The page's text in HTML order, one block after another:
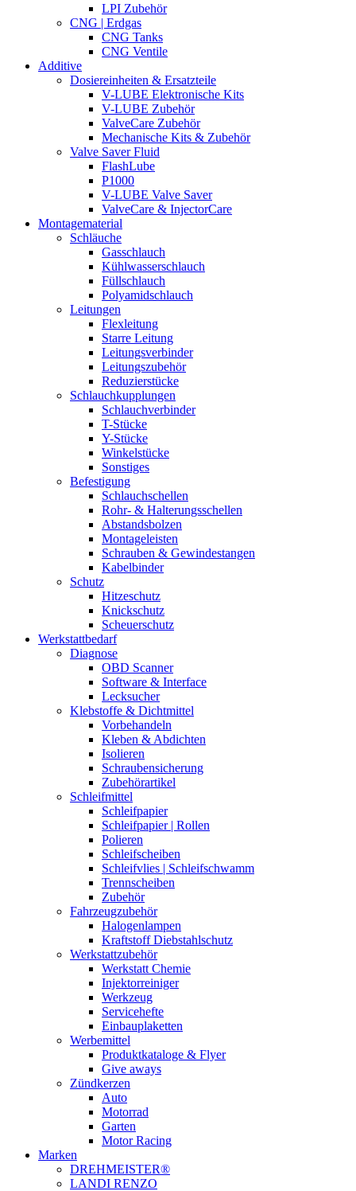
LPI Zubehör
CNG | Erdgas
CNG Tanks
CNG Ventile
Additive
Dosiereinheiten & Ersatzteile
V-LUBE Elektronische Kits
V-LUBE Zubehör
ValveCare Zubehör
Mechanische Kits & Zubehör
Valve Saver Fluid
FlashLube
P1000
V-LUBE Valve Saver
ValveCare & InjectorCare
Montagematerial
Schläuche
Gasschlauch
Kühlwasserschlauch
Füllschlauch
Polyamidschlauch
Leitungen
Flexleitung
Starre Leitung
Leitungsverbinder
Leitungszubehör
Reduzierstücke
Schlauchkupplungen
Schlauchverbinder
T-Stücke
Y-Stücke
Winkelstücke
Sonstiges
Befestigung
Schlauchschellen
Rohr- & Halterungsschellen
Abstandsbolzen
Montageleisten
Schrauben & Gewindestangen
Kabelbinder
Schutz
Hitzeschutz
Knickschutz
Scheuerschutz
Werkstattbedarf
Diagnose
OBD Scanner
Software & Interface
Lecksucher
Klebstoffe & Dichtmittel
Vorbehandeln
Kleben & Abdichten
Isolieren
Schraubensicherung
Zubehörartikel
Schleifmittel
Schleifpapier
Schleifpapier | Rollen
Polieren
Schleifscheiben
Schleifvlies | Schleifschwamm
Trennscheiben
Zubehör
Fahrzeugzubehör
Halogenlampen
Kraftstoff Diebstahlschutz
Werkstattzubehör
Werkstatt Chemie
Injektorreiniger
Werkzeug
Servicehefte
Einbauplaketten
Werbemittel
Produktkataloge & Flyer
Give aways
Zündkerzen
Auto
Motorrad
Garten
Motor Racing
Marken
DREHMEISTER®
LANDI RENZO